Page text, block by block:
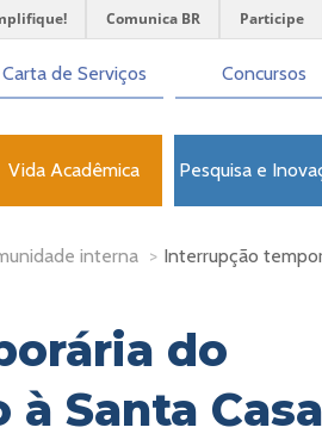
Comunica BR Participe
Carta de Serviços Concursos
Vida Acadêmica Pesquisa e
interna > Interrupção
do
Santa Casa